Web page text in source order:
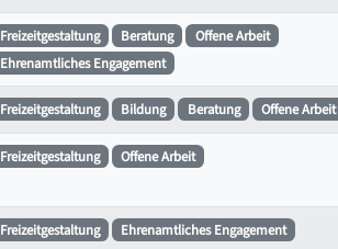
Freizeitgestaltung Beratung
Offene Arbeit
Ehrenamtliches Engagement
Freizeitgestaltung Bildung Beratung Offene Arbeit
Freizeitgestaltung Offene Arbeit
Freizeitgestaltung Ehrenamtliches Engagement